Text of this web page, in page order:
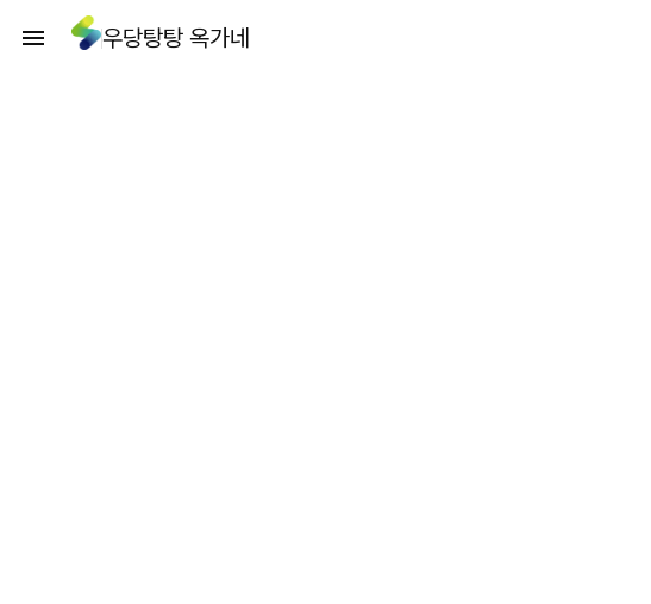
우당탕탕 옥가네